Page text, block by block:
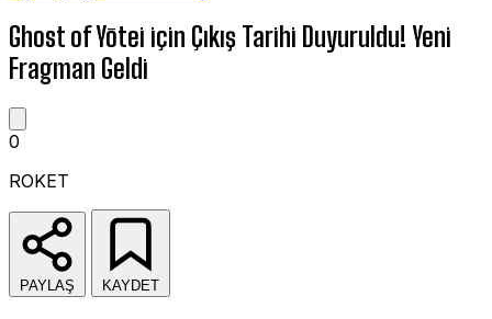
Ghost of Yōtei için Çıkış Tarihi Duyuruldu! Yeni
Fragman Geldi
0
ROKET
PAYLAŞ KAYDET